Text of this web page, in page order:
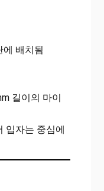
에 배치됨
길이의 마이
입자는 중심에